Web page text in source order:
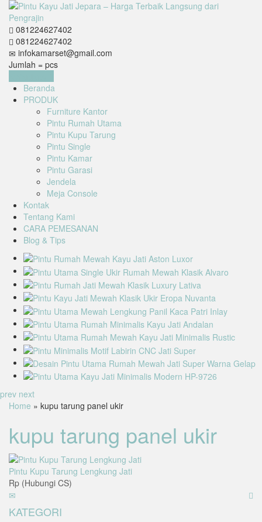
081224627402
081224627402
infokamarset@gmail.com
Jumlah = pcs
Beranda
PRODUK
Furniture Kantor
Pintu Rumah Utama
Pintu Kupu Tarung
Pintu Single
Pintu Kamar
Pintu Garasi
Jendela
Meja Console
Kontak
Tentang Kami
CARA PEMESANAN
Blog & Tips
prev next
Home » kupu tarung panel ukir
kupu tarung panel ukir
Pintu Kupu Tarung Lengkung Jati
Rp (Hubungi CS)
KATEGORI